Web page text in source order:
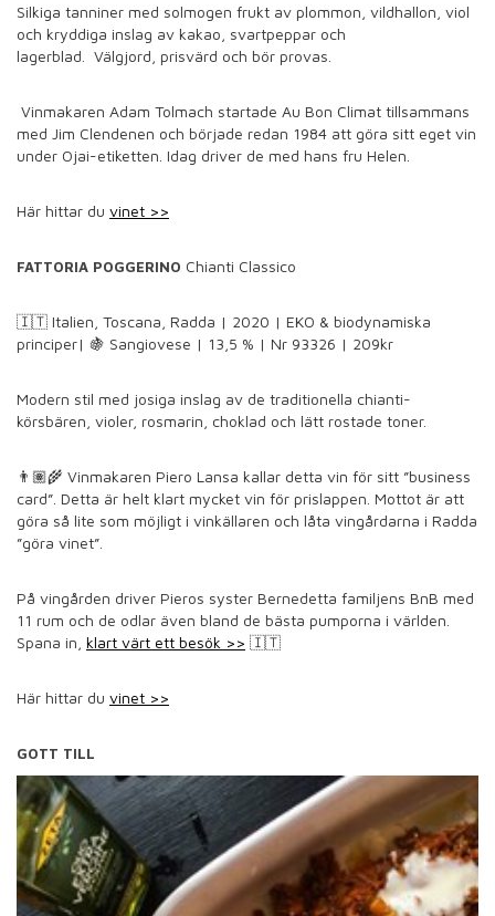
Silkiga tanniner med solmogen frukt av plommon, vildhallon, viol
och kryddiga inslag av kakao, svartpeppar och
lagerblad.
Välgjord, prisvärd och bör provas.
Vinmakaren Adam Tolmach startade Au Bon Climat tillsammans
med Jim Clendenen och började redan 1984 att göra sitt eget vin
under Ojai-etiketten. Idag driver de med hans fru Helen.
Här hittar du vinet >>
FATTORIA POGGERINO Chianti Classico
🇮🇹 Italien, Toscana, Radda | 2020 | EKO & biodynamiska
principer| 🍇 Sangiovese | 13,5 % | Nr 93326 | 209kr
Modern stil med josiga inslag av de traditionella chianti-
körsbären, violer, rosmarin, choklad och lätt rostade toner.
👨🏽‍🌾 Vinmakaren Piero Lansa kallar detta vin för sitt ”business
card”. Detta är helt klart mycket vin för prislappen. Mottot är att
göra så lite som möjligt i vinkällaren och låta vingårdarna i Radda
”göra vinet”.
På vingården driver Pieros syster Bernedetta familjens BnB med
11 rum och de odlar även bland de bästa pumporna i världen.
Spana in, klart värt ett besök >> 🇮🇹
Här hittar du vinet >>
GOTT TILL